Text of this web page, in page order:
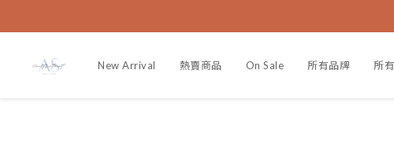
New Arrival 熱賣商品 On Sale 所有品牌 所